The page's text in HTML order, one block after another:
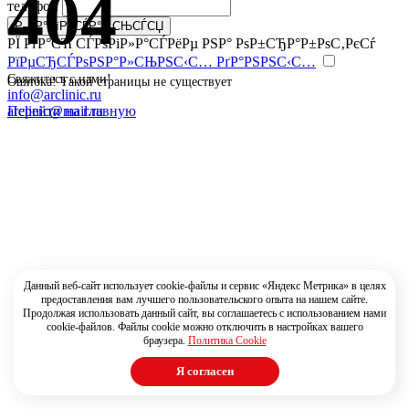
404
Ошибка! Такой страницы не существует
Перейти на главную
телефон
РЇ РґР°СЋ СЃРѕРіР»Р°СЃРёРµ РЅР° РѕР±СЂР°Р±РѕС‚РєСѓ
РїРµСЂСЃРѕРЅР°Р»СЊРЅС‹С… РґР°РЅРЅС‹С…
Свяжитесь с нами!
info@arclinic.ru
arclinic@mail.ru
Данный веб-сайт использует cookie-файлы и сервис «Яндекс Метрика» в целях
предоставления вам лучшего пользовательского опыта на нашем сайте.
Продолжая использовать данный сайт, вы соглашаетесь с использованием нами
cookie-файлов. Файлы cookie можно отключить в настройках вашего
браузера. Политика Cookie
Я согласен